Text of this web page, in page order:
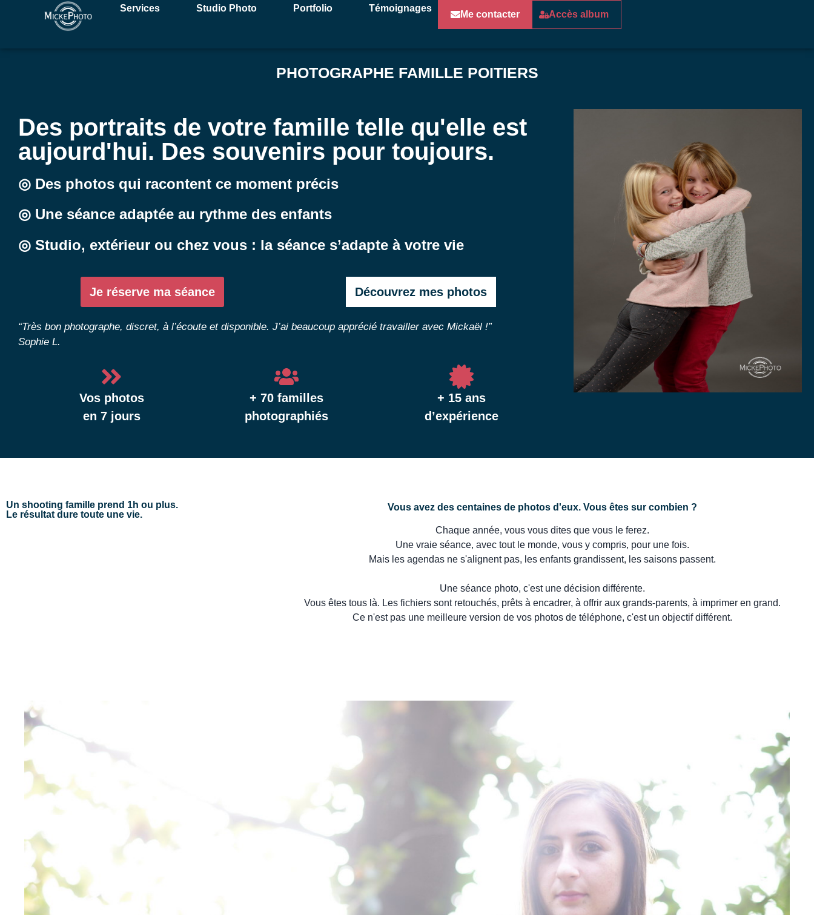
Services Studio Photo Portfolio Témoignages
Me contacter Accès album
PHOTOGRAPHE FAMILLE POITIERS
Des portraits de votre famille telle qu'elle est
aujourd'hui. Des souvenirs pour toujours.
◎ Des photos qui racontent ce moment précis
◎ Une séance adaptée au rythme des enfants
◎ Studio, extérieur ou chez vous : la séance s’adapte à votre vie
Je réserve ma séance Découvrez mes photos
“Très bon photographe, discret, à l’écoute et disponible. J’ai beaucoup apprécié travailler avec Mickaël !”
Sophie L.
Vos photos
en 7 jours
+ 70 familles
photographiés
+ 15 ans
d’expérience
Un shooting famille prend 1h ou plus.
Le résultat dure toute une vie.
Vous avez des centaines de photos d'eux. Vous êtes sur combien ?
Chaque année, vous vous dites que vous le ferez.
Une vraie séance, avec tout le monde, vous y compris, pour une fois.
Mais les agendas ne s'alignent pas, les enfants grandissent, les saisons passent.
Une séance photo, c'est une décision différente.
Vous êtes tous là. Les fichiers sont retouchés, prêts à encadrer, à offrir aux grands-parents, à imprimer en grand.
Ce n'est pas une meilleure version de vos photos de téléphone, c'est un objectif différent.